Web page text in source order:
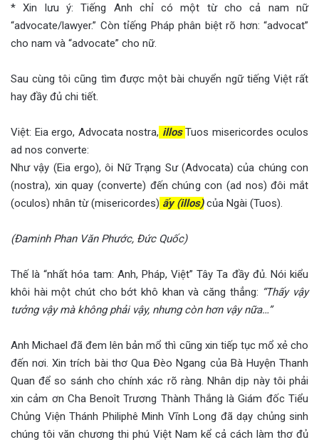
* Xin lưu ý: Tiếng Anh chỉ có một từ cho cả nam nữ
“advocate/lawyer.” Còn tỉếng Pháp phân biệt rõ hơn: “advocat”
cho nam và “advocate” cho nữ.
Sau cùng tôi cũng tìm được một bài chuyển ngữ tiếng Việt rất
hay đầy đủ chi tiết.
Việt: Eia ergo, Advocata nostra, illos Tuos misericordes oculos
ad nos converte:
Như vậy (Eia ergo), ôi Nữ Trạng Sư (Advocata) của chúng con
(nostra), xin quay (converte) đến chúng con (ad nos) đôi mắt
(oculos) nhân từ (misericordes) ấy (illos)của Ngài (Tuos).
(Đaminh Phan Văn Phước, Đức Quốc)
Thế là “nhất hóa tam: Anh, Pháp, Việt” Tây Ta đầy đủ. Nói kiểu
khôi hài một chút cho bớt khô khan và căng thẳng: “Thấy vậy
tưởng vậy mà không phải vậy, nhưng còn hơn vậy nữa…”
Anh Michael đã đem lên bản mổ thì cũng xin tiếp tục mổ xẻ cho
đến nơi. Xin trích bài thơ Qua Đèo Ngang của Bà Huyện Thanh
Quan để so sánh cho chính xác rõ ràng. Nhân dịp này tôi phải
xin cảm ơn Cha Benoît Trương Thành Thắng là Giám đốc Tiểu
Chủng Viện Thánh Philiphê Minh Vĩnh Long đã dạy chủng sinh
chúng tôi văn chương thi phú Việt Nam kể cả cách làm thơ đủ